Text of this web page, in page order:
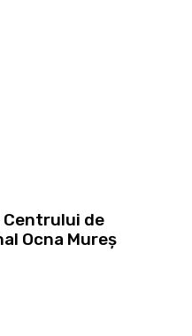
de
Ocna Mureș